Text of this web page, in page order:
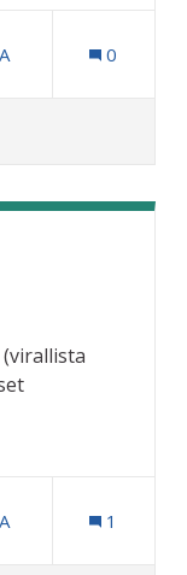
0
ja luonto
1